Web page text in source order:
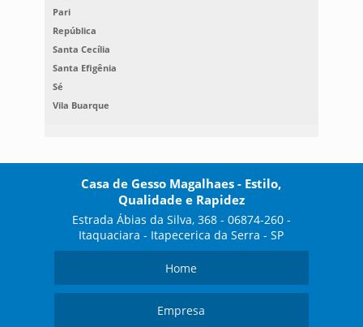
Pari
República
Santa Cecília
Santa Efigênia
Sé
Vila Buarque
Casa de Gesso Magalhaes - Estilo,
Qualidade e Rapidez
Estrada Ábias da Silva, 368 - 06874-260 -
Itaquaciara - Itapecerica da Serra - SP
Home
Empresa